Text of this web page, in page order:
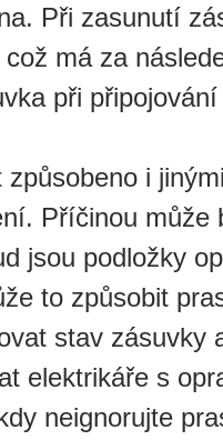
Při zasunutí
má za
při
i
Příčinou
jsou podložky
to způsobit
stav zásuvky
elektrikáře s
neignorujte